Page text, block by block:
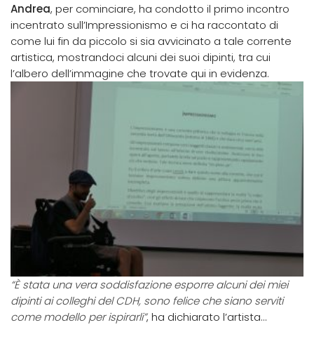
Andrea, per cominciare, ha condotto il primo incontro
incentrato sull’Impressionismo e ci ha raccontato di
come lui fin da piccolo si sia avvicinato a tale corrente
artistica, mostrandoci alcuni dei suoi dipinti, tra cui
l’albero dell’immagine che trovate qui in evidenza.
“È stata una vera soddisfazione esporre alcuni dei miei
dipinti ai colleghi del CDH, sono felice che siano serviti
come modello per ispirarli”, ha dichiarato l’artista…